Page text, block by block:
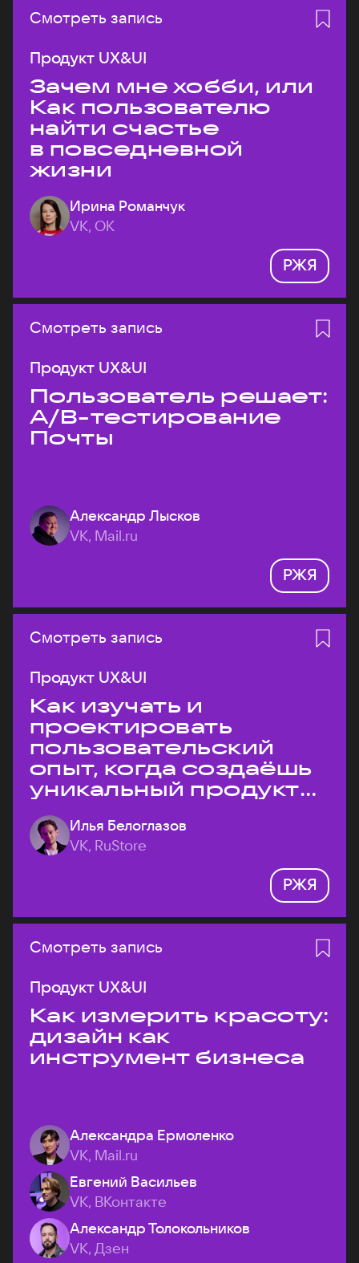
Смотреть запись
Продукт UX&UI
Зачем мне хобби, или
Как пользователю
найти счастье
в повседневной
жизни
Ирина Романчук
VK, ОК
РЖЯ
Смотреть запись
Продукт UX&UI
Пользователь решает:
A/B-тестирование
Почты
Александр Лысков
VK, Mail.ru
РЖЯ
Смотреть запись
Продукт UX&UI
Как изучать и
проектировать
пользовательский
опыт, когда создаёшь
уникальный продукт
на рынке?
Илья Белоглазов
VK, RuStore
РЖЯ
Смотреть запись
Продукт UX&UI
Как измерить красоту:
дизайн как
инструмент бизнеса
Александра Ермоленко
VK, Mail.ru
Евгений Васильев
VK, ВКонтакте
Александр Толокольников
VK, Дзен